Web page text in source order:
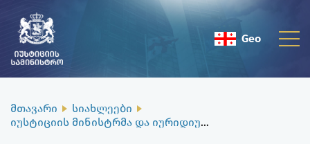
Geo
მთავარი
სიახლეები
იუსტიციის მინისტრმა და იურიდიული დახმარების სამსახურის დირექტორმა უწყებრივი თანამშრომლობის საკითხები განიხილეს